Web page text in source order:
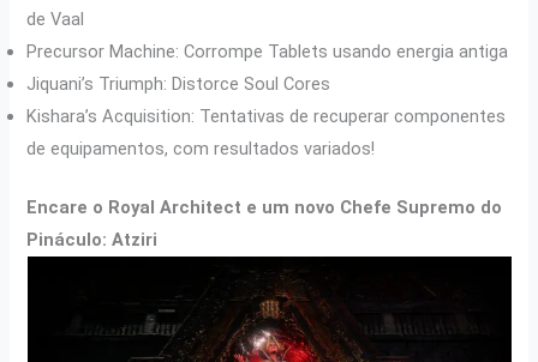
de Vaal
Precursor Machine: Corrompe Tablets usando energia antiga
Jiquani’s Triumph: Distorce Soul Cores
Kishara’s Acquisition: Tentativas de recuperar componentes
de equipamentos, com resultados variados!
Encare o Royal Architect e um novo Chefe Supremo do
Pináculo: Atziri